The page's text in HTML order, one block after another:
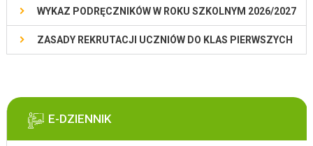
WYKAZ PODRĘCZNIKÓW W ROKU SZKOLNYM 2026/2027
ZASADY REKRUTACJI UCZNIÓW DO KLAS PIERWSZYCH
E-DZIENNIK